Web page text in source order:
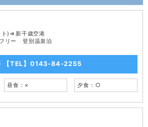
ト)⇒新千歳空港
リー 登別温泉泊
【TEL】0143-84-2255
昼食：× 夕食：○